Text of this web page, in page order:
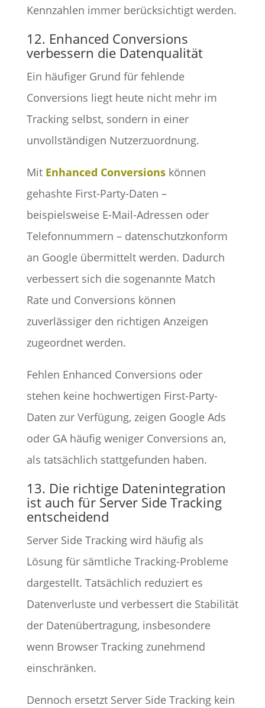
Kennzahlen immer berücksichtigt werden.
12. Enhanced Conversions
verbessern die Datenqualität
Ein häufiger Grund für fehlende
Conversions liegt heute nicht mehr im
Tracking selbst, sondern in einer
unvollständigen Nutzerzuordnung.
Mit Enhanced Conversionskönnen
gehashte First-Party-Daten –
beispielsweise E-Mail-Adressen oder
Telefonnummern – datenschutzkonform
an Google übermittelt werden. Dadurch
verbessert sich die sogenannte Match
Rate und Conversions können
zuverlässiger den richtigen Anzeigen
zugeordnet werden.
Fehlen Enhanced Conversions oder
stehen keine hochwertigen First-Party-
Daten zur Verfügung, zeigen Google Ads
oder GA häufig weniger Conversions an,
als tatsächlich stattgefunden haben.
13. Die richtige Datenintegration
ist auch für Server Side Tracking
entscheidend
Server Side Tracking wird häufig als
Lösung für sämtliche Tracking-Probleme
dargestellt. Tatsächlich reduziert es
Datenverluste und verbessert die Stabilität
der Datenübertragung, insbesondere
wenn Browser Tracking zunehmend
einschränken.
Dennoch ersetzt Server Side Tracking kein